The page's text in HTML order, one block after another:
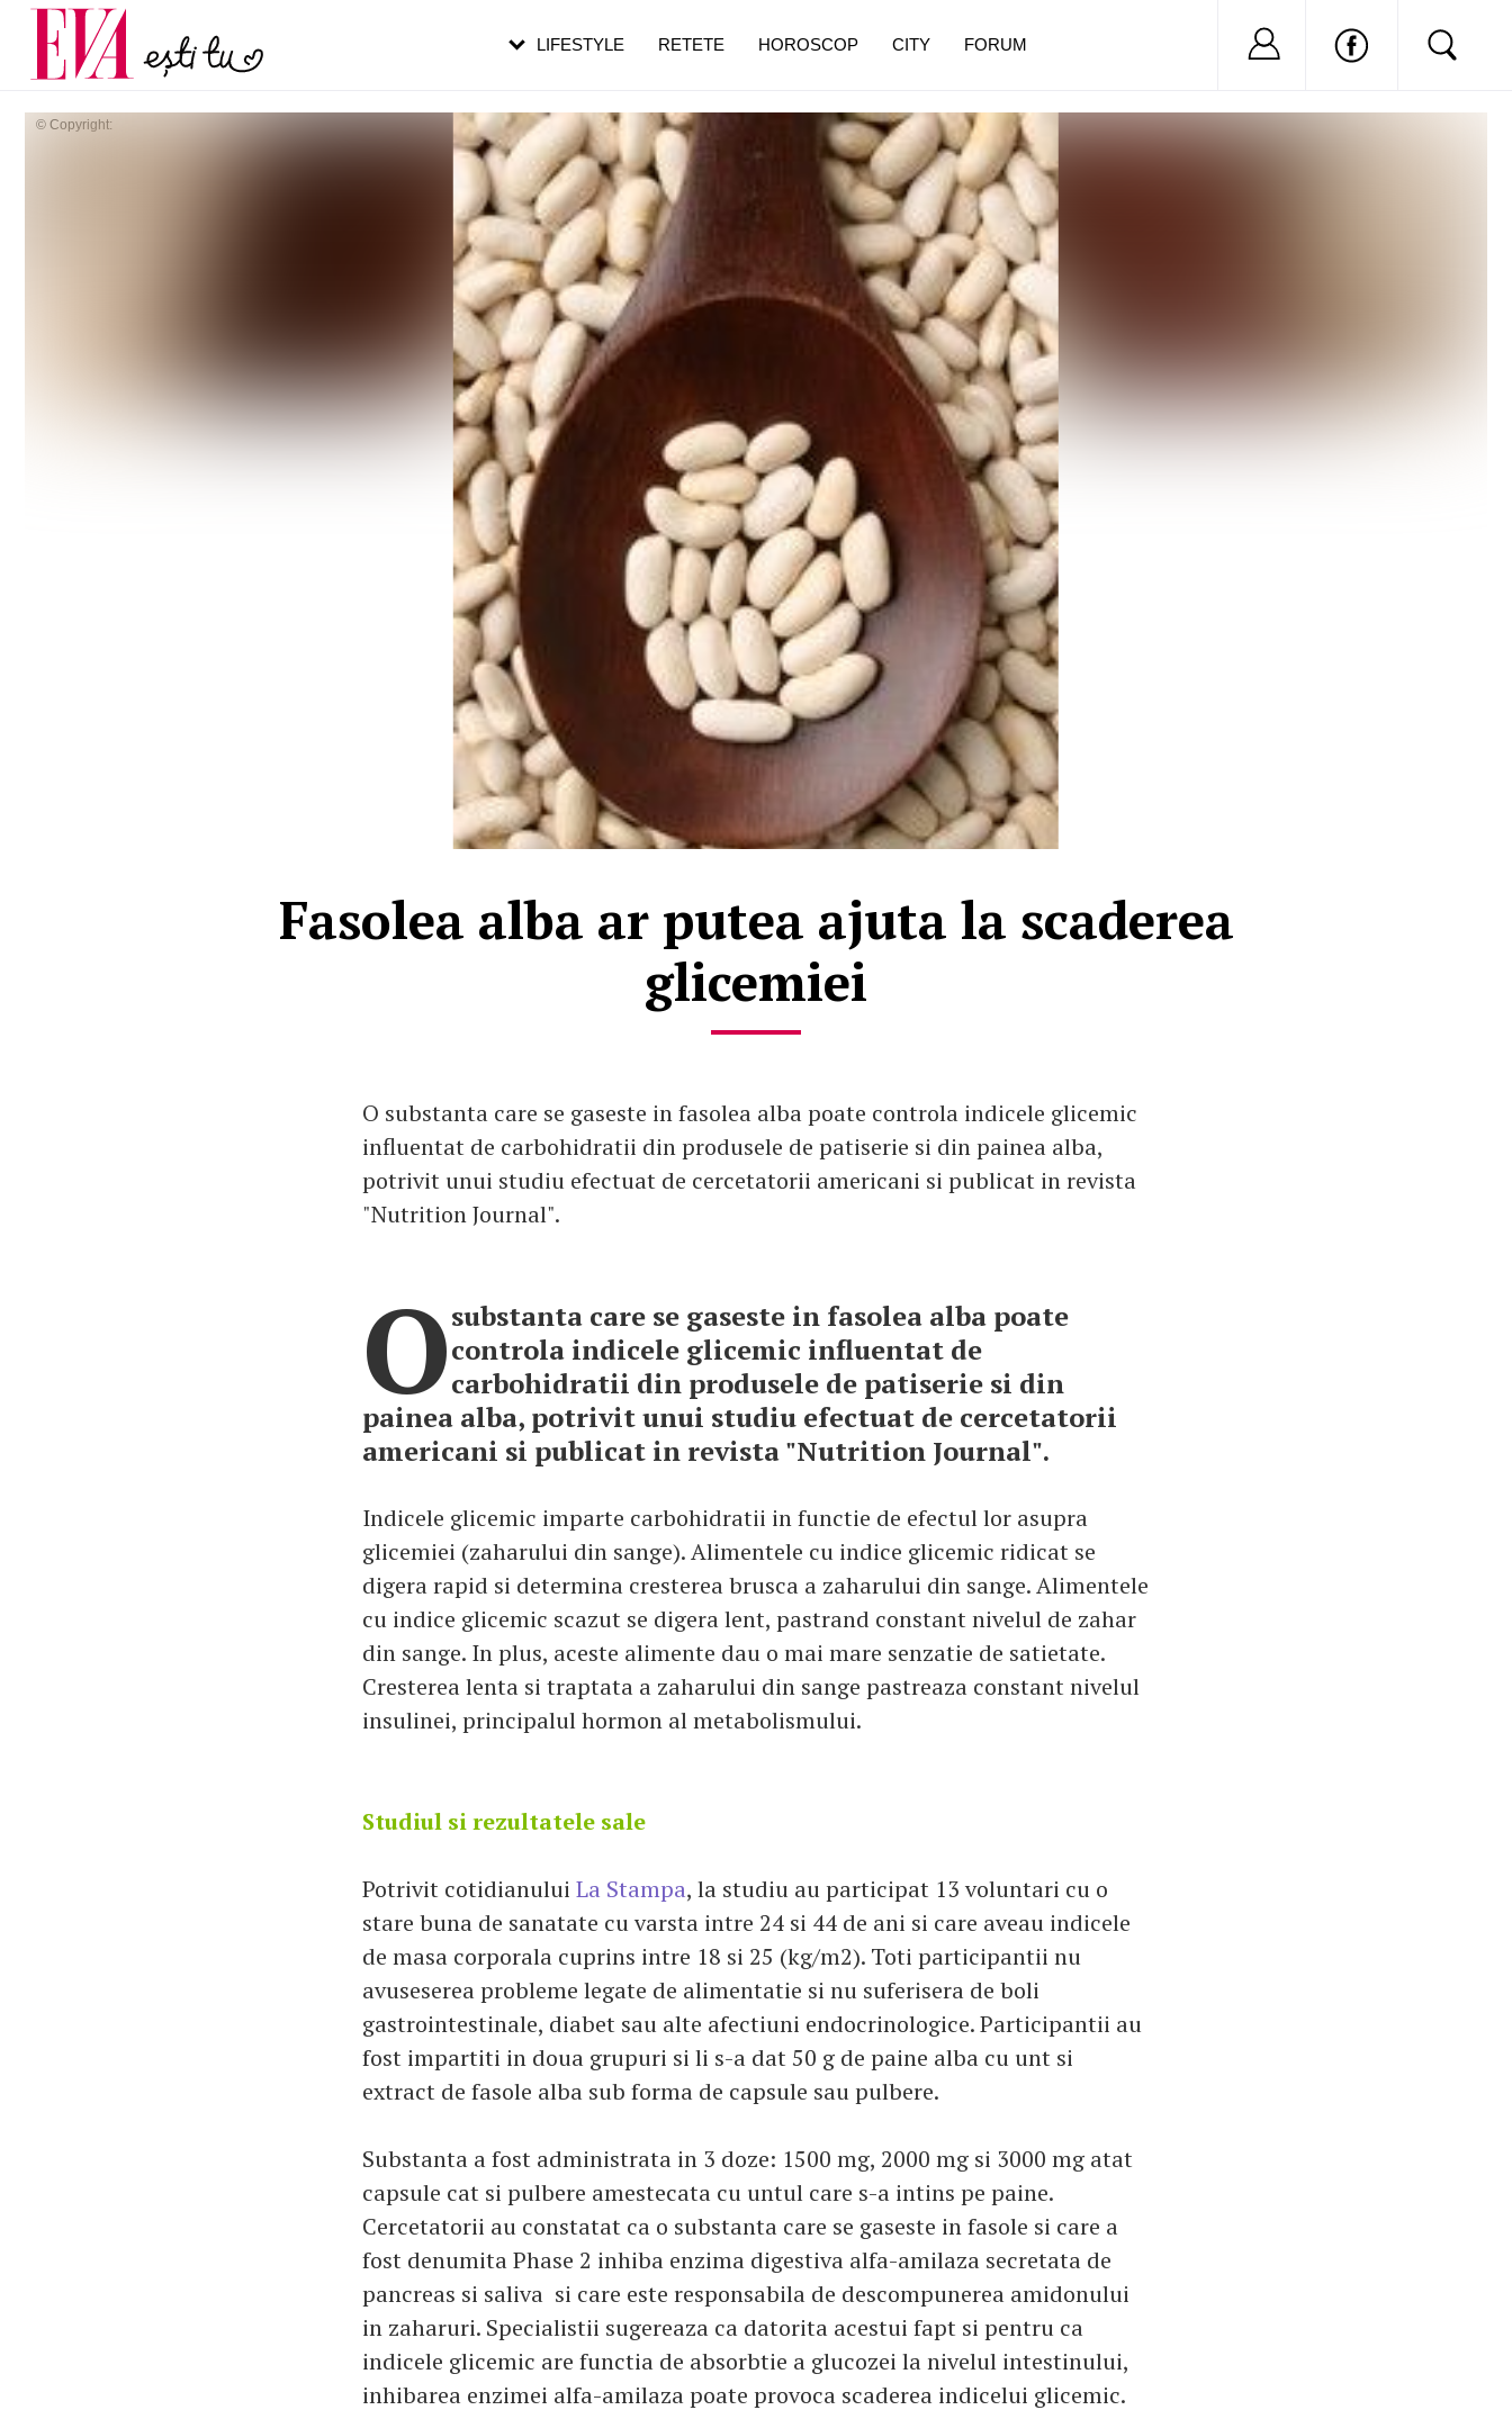
© Copyright:
Fasolea alba ar putea ajuta la scaderea
glicemiei
O substanta care se gaseste in fasolea alba poate controla indicele glicemic
influentat de carbohidratii din produsele de patiserie si din painea alba,
potrivit unui studiu efectuat de cercetatorii americani si publicat in revista
"Nutrition Journal".
Osubstanta care se gaseste in fasolea alba poate
controla indicele glicemic influentat de
carbohidratii din produsele de patiserie si din
painea alba, potrivit unui studiu efectuat de cercetatorii
americani si publicat in revista "Nutrition Journal".
Indicele glicemic imparte carbohidratii in functie de efectul lor asupra
glicemiei (zaharului din sange). Alimentele cu indice glicemic ridicat se
digera rapid si determina cresterea brusca a zaharului din sange. Alimentele
cu indice glicemic scazut se digera lent, pastrand constant nivelul de zahar
din sange. In plus, aceste alimente dau o mai mare senzatie de satietate.
Cresterea lenta si traptata a zaharului din sange pastreaza constant nivelul
insulinei, principalul hormon al metabolismului.
Studiul si rezultatele sale
Potrivit cotidianului La Stampa, la studiu au participat 13 voluntari cu o
stare buna de sanatate cu varsta intre 24 si 44 de ani si care aveau indicele
de masa corporala cuprins intre 18 si 25 (kg/m2). Toti participantii nu
avuseserea probleme legate de alimentatie si nu suferisera de boli
gastrointestinale, diabet sau alte afectiuni endocrinologice. Participantii au
fost impartiti in doua grupuri si li s-a dat 50 g de paine alba cu unt si
extract de fasole alba sub forma de capsule sau pulbere.
Substanta a fost administrata in 3 doze: 1500 mg, 2000 mg si 3000 mg atat
capsule cat si pulbere amestecata cu untul care s-a intins pe paine.
Cercetatorii au constatat ca o substanta care se gaseste in fasole si care a
fost denumita Phase 2 inhiba enzima digestiva alfa-amilaza secretata de
pancreas si saliva si care este responsabila de descompunerea amidonului
in zaharuri. Specialistii sugereaza ca datorita acestui fapt si pentru ca
indicele glicemic are functia de absorbtie a glucozei la nivelul intestinului,
inhibarea enzimei alfa-amilaza poate provoca scaderea indicelui glicemic.
LIFESTYLE RETETE HOROSCOP CITY FORUM Nu ai cont?
Carieră
Actualitate
pe măsură ce înaintezi în vârstă
de dureroasă este investigația